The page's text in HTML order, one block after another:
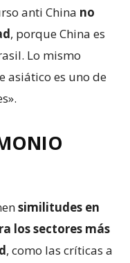
anti China no
, porque China es
Lo mismo
asiático es uno de
similitudes en
los sectores más
, como las críticas a